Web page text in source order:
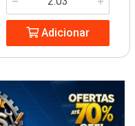
Adicionar